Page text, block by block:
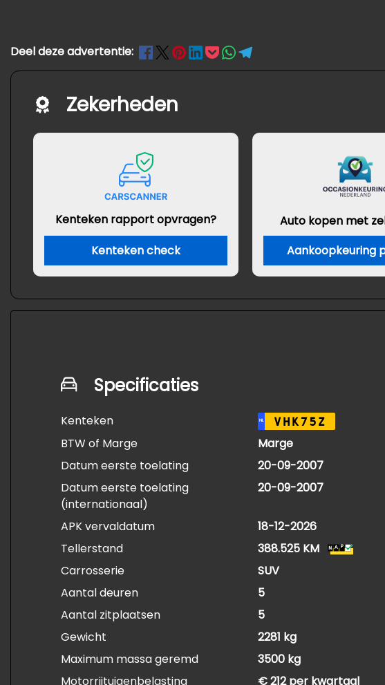
Deel deze advertentie:
Zekerheden
Kenteken rapport opvragen?
Kenteken check
Auto kopen met
Aankoopkeuring
Specificaties
Kenteken NL VHK75Z
BTW of Marge
Marge
Datum eerste toelating
20-09-2007
Datum eerste toelating
(internationaal)
20-09-2007
APK vervaldatum
18-12-2026
Tellerstand
388.525 KM
Carrosserie
SUV
Aantal deuren
5
Aantal zitplaatsen
5
Gewicht
2281 kg
Maximum massa geremd
3500 kg
Motorrijtuigenbelasting
€ 212 per kwartaal